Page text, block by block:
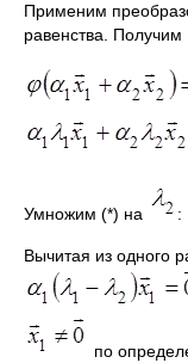
Применим
равенства. Получим
Умножим (*) на :
Вычитая из одного
по